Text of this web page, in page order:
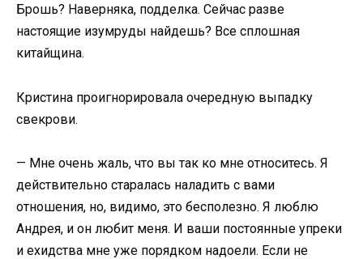
Брошь? Наверняка, подделка. Сейчас разве
настоящие изумруды найдешь? Все сплошная
китайщина.
Кристина проигнорировала очередную выпадку
свекрови.
— Мне очень жаль, что вы так ко мне относитесь. Я
действительно старалась наладить с вами
отношения, но, видимо, это бесполезно. Я люблю
Андрея, и он любит меня. И ваши постоянные упреки
и ехидства мне уже порядком надоели. Если не